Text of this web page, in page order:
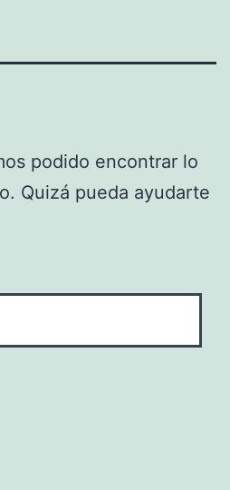
podido encontrar lo
Quizá pueda ayudarte